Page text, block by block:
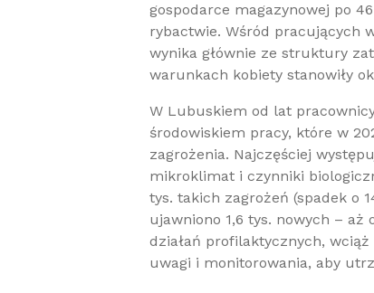
gospodarce magazynowej po
rybactwie. Wśród pracujących
wynika głównie ze struktury
warunkach kobiety stanowiły
W Lubuskiem od lat
środowiskiem pracy, które w
zagrożenia. Najczęściej
mikroklimat i czynniki
tys. takich zagrożeń (spadek o
ujawniono 1,6 tys. nowych – aż
działań profilaktycznych,
uwagi i monitorowania, aby